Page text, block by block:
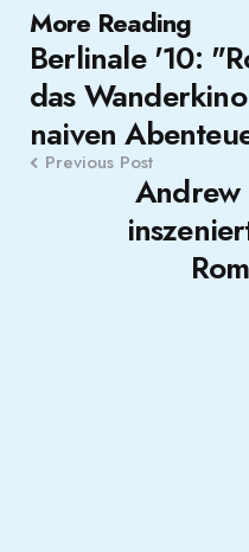
More Reading
Post
navigation
Berlinale '10:
das
naiven
Previous Post